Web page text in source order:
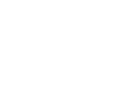
du mois) où le